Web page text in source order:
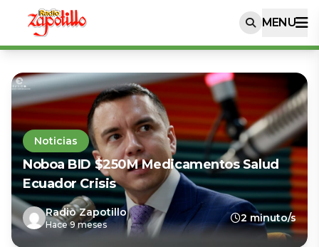
MENU
Noticias
Noboa BID $250M Medicamentos Salud
Ecuador Crisis
Radio Zapotillo
Hace 9 meses
2 minuto/s